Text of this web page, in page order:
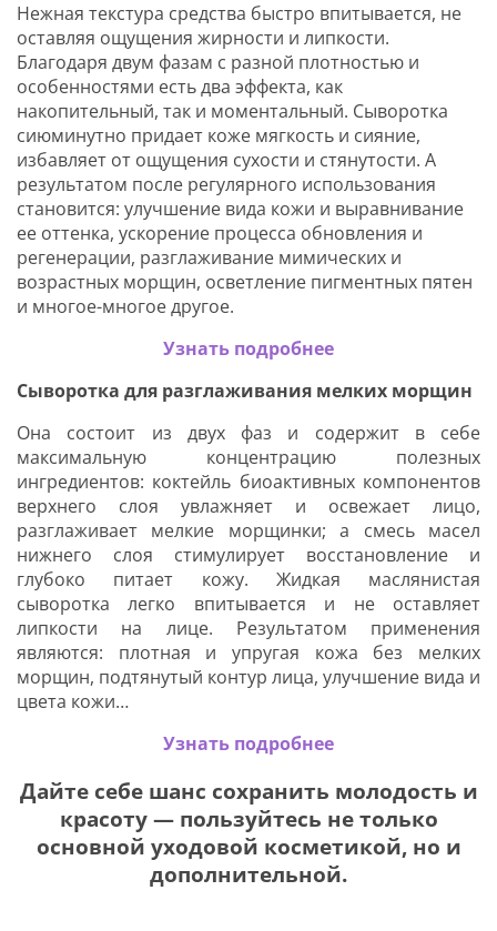
Нежная текстура средства быстро впитывается, не
оставляя ощущения жирности и липкости.
Благодаря двум фазам с разной плотностью и
особенностями есть два эффекта, как
накопительный, так и моментальный. Сыворотка
сиюминутно придает коже мягкость и сияние,
избавляет от ощущения сухости и стянутости. А
результатом после регулярного использования
становится: улучшение вида кожи и выравнивание
ее оттенка, ускорение процесса обновления и
регенерации, разглаживание мимических и
возрастных морщин, осветление пигментных пятен
и многое-многое другое.
Узнать подробнее
Сыворотка для разглаживания мелких морщин
Она состоит из двух фаз и содержит в себе
максимальную концентрацию полезных
ингредиентов: коктейль биоактивных компонентов
верхнего слоя увлажняет и освежает лицо,
разглаживает мелкие морщинки; а смесь масел
нижнего слоя стимулирует восстановление и
глубоко питает кожу. Жидкая маслянистая
сыворотка легко впитывается и не оставляет
липкости на лице. Результатом применения
являются: плотная и упругая кожа без мелких
морщин, подтянутый контур лица, улучшение вида и
цвета кожи…
Узнать подробнее
Дайте себе шанс сохранить молодость и
красоту — пользуйтесь не только
основной уходовой косметикой, но и
дополнительной.